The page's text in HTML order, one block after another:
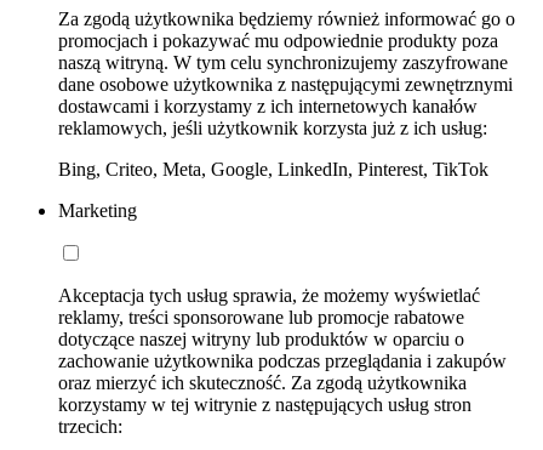
Za zgodą użytkownika będziemy również informować go o
promocjach i pokazywać mu odpowiednie produkty poza
naszą witryną. W tym celu synchronizujemy zaszyfrowane
dane osobowe użytkownika z następującymi zewnętrznymi
dostawcami i korzystamy z ich internetowych kanałów
reklamowych, jeśli użytkownik korzysta już z ich usług:
Bing, Criteo, Meta, Google, LinkedIn, Pinterest, TikTok
Marketing
Akceptacja tych usług sprawia, że możemy wyświetlać
reklamy, treści sponsorowane lub promocje rabatowe
dotyczące naszej witryny lub produktów w oparciu o
zachowanie użytkownika podczas przeglądania i zakupów
oraz mierzyć ich skuteczność. Za zgodą użytkownika
korzystamy w tej witrynie z następujących usług stron
trzecich: